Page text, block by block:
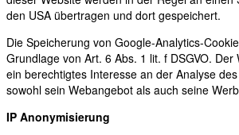
den USA übertragen und dort gespeichert.
Die Speicherung von Google-Analytics-
Grundlage von Art. 6 Abs. 1 lit. f DSGVO.
ein berechtigtes Interesse an der Analyse
sowohl sein Webangebot als auch seine
IP Anonymisierung